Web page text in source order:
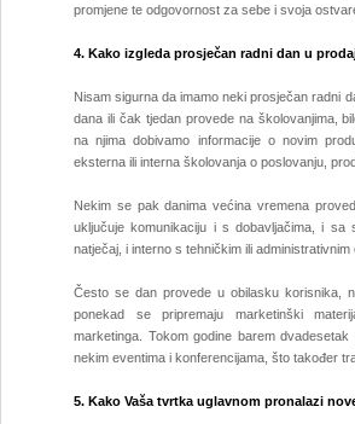
promjene te odgovornost za sebe i svoja
4. Kako izgleda prosječan radni dan u
Nisam sigurna da imamo neki prosječan radni
dana ili čak tjedan provede na školovanjima,
na njima dobivamo informacije o novim
eksterna ili interna školovanja o poslovanju,
Nekim se pak danima većina vremena
uključuje komunikaciju i s dobavljačima, i sa
natječaj, i interno s tehničkim ili administrativnim
Često se dan provede u obilasku korisnika,
ponekad se pripremaju marketinški
marketinga. Tokom godine barem
nekim eventima i konferencijama, što također
5. Kako Vaša tvrtka uglavnom pronalazi